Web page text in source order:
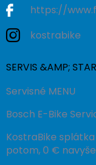
https://
kostrabike
SERVIS &AMP;
Servisné MENU
Bosch E-Bike
KostraBike splátka
potom, 0 €